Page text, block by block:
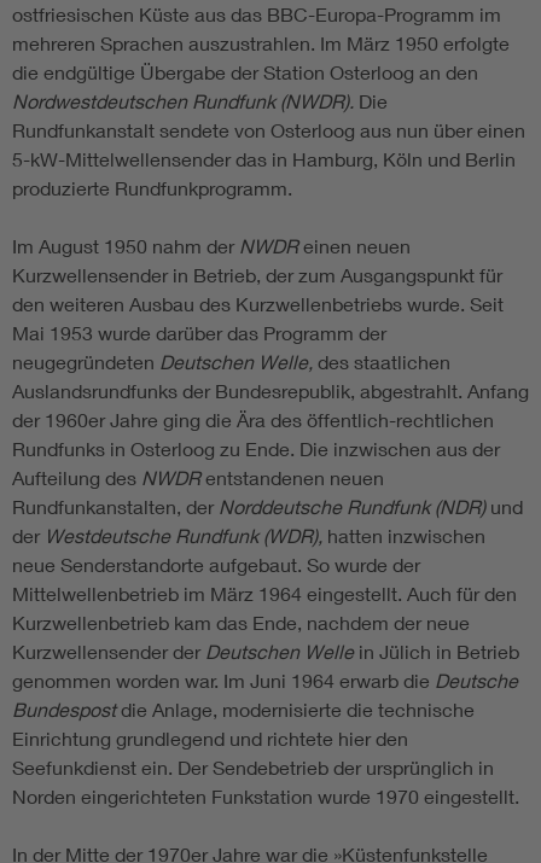
ostfriesischen Küste aus das BBC-Europa-Programm im
mehreren Sprachen auszustrahlen. Im März 1950 erfolgte
die endgültige Übergabe der Station Osterloog an den
Nordwestdeutschen Rundfunk (NWDR). Die
Rundfunkanstalt sendete von Osterloog aus nun über einen
5-kW-Mittelwellensender das in Hamburg, Köln und Berlin
produzierte Rundfunkprogramm.
Im August 1950 nahm der NWDReinen neuen
Kurzwellensender in Betrieb, der zum Ausgangspunkt für
den weiteren Ausbau des Kurzwellenbetriebs wurde. Seit
Mai 1953 wurde darüber das Programm der
neugegründeten Deutschen Welle, des staatlichen
Auslandsrundfunks der Bundesrepublik, abgestrahlt. Anfang
der 1960er Jahre ging die Ära des öffentlich-rechtlichen
Rundfunks in Osterloog zu Ende. Die inzwischen aus der
Aufteilung des NWDRentstandenen neuen
Rundfunkanstalten, der Norddeutsche Rundfunk (NDR)und
der Westdeutsche Rundfunk (WDR), hatten inzwischen
neue Senderstandorte aufgebaut. So wurde der
Mittelwellenbetrieb im März 1964 eingestellt. Auch für den
Kurzwellenbetrieb kam das Ende, nachdem der neue
Kurzwellensender der Deutschen Wellein Jülich in Betrieb
genommen worden war. Im Juni 1964 erwarb die Deutsche
Bundespostdie Anlage, modernisierte die technische
Einrichtung grundlegend und richtete hier den
Seefunkdienst ein. Der Sendebetrieb der ursprünglich in
Norden eingerichteten Funkstation wurde 1970 eingestellt.
In der Mitte der 1970er Jahre war die »Küstenfunkstelle